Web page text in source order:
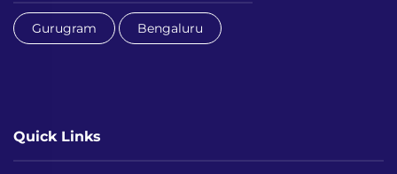
Gurugram Bengaluru
Quick Links